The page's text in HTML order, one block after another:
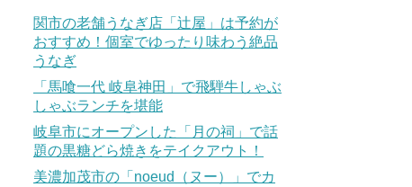
関市の老舗うなぎ店「辻屋」は予約が
おすすめ！個室でゆったり味わう絶品
うなぎ
「馬喰一代 岐阜神田」で飛騨牛しゃぶ
しゃぶランチを堪能
岐阜市にオープンした「月の祠」で話
題の黒糖どら焼きをテイクアウト！
美濃加茂市の「noeud（ヌー）」でカ